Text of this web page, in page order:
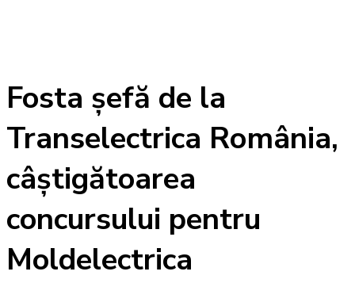
Fosta șefă de la
Transelectrica România,
câștigătoarea
concursului pentru
Moldelectrica